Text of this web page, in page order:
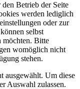
Betrieb der Seite
werden lediglich
oder zur
selbst
möchten. Bitte
womöglich nicht
stehen.
ausgewählt. Um diese
Auswahl zulassen.